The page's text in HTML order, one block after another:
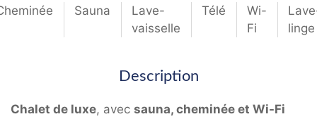
Sauna
Lave-
vaisselle
Télé
Wi-
Fi
linge
Description
Chalet de luxe, avec sauna, cheminée et Wi-Fi